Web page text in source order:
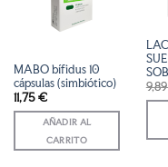
LISTA
DE
MABO bífidus 10
cápsulas (simbiótico)
11,75 €
AÑADIR AL
CARRITO